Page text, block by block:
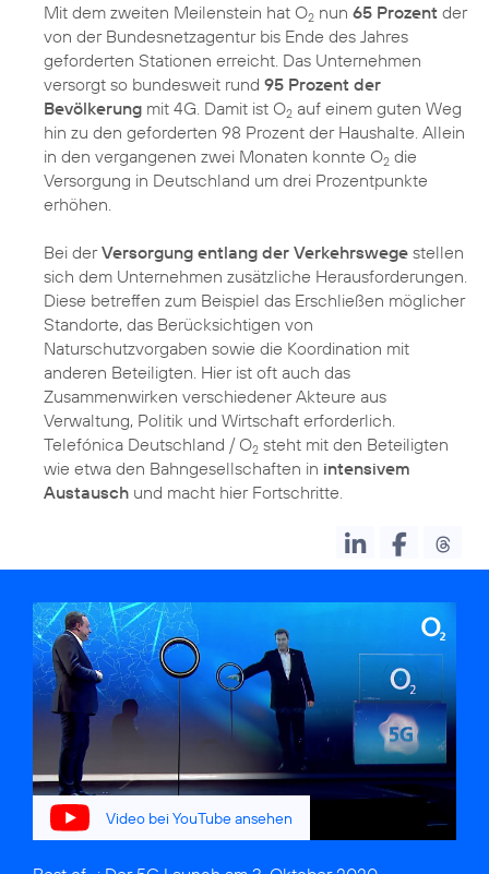
Mit dem zweiten Meilenstein hat O2 nun 65 Prozent der
von der Bundesnetzagentur bis Ende des Jahres
geforderten Stationen erreicht. Das Unternehmen
versorgt so bundesweit rund 95 Prozent der
Bevölkerung mit 4G. Damit ist O2 auf einem guten Weg
hin zu den geforderten 98 Prozent der Haushalte. Allein
in den vergangenen zwei Monaten konnte O2 die
Versorgung in Deutschland um drei Prozentpunkte
erhöhen.
Bei derVersorgung entlang der Verkehrswege stellen
sich dem Unternehmen zusätzliche Herausforderungen.
Diese betreffen zum Beispiel das Erschließen möglicher
Standorte, das Berücksichtigen von
Naturschutzvorgaben sowie die Koordination mit
anderen Beteiligten. Hier ist oft auch das
Zusammenwirken verschiedener Akteure aus
Verwaltung, Politik und Wirtschaft erforderlich.
Telefónica Deutschland / O2 steht mit den Beteiligten
wie etwa den Bahngesellschaften in intensivem
Austausch und macht hier Fortschritte.
Video bei YouTube ansehen